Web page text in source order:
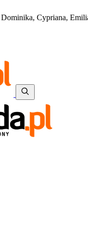
Dominika, Cypriana,